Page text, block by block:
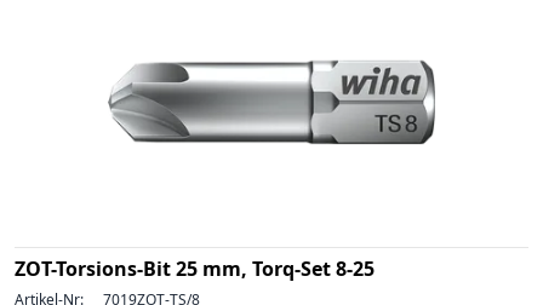
ZOT-Torsions-Bit 25 mm, Torq-Set 8-25
Artikel-Nr: 7019ZOT-TS/8